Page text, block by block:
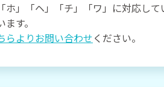
ホ」「ヘ」「チ」「ワ」に対応し
す。
らよりお問い合わせください。